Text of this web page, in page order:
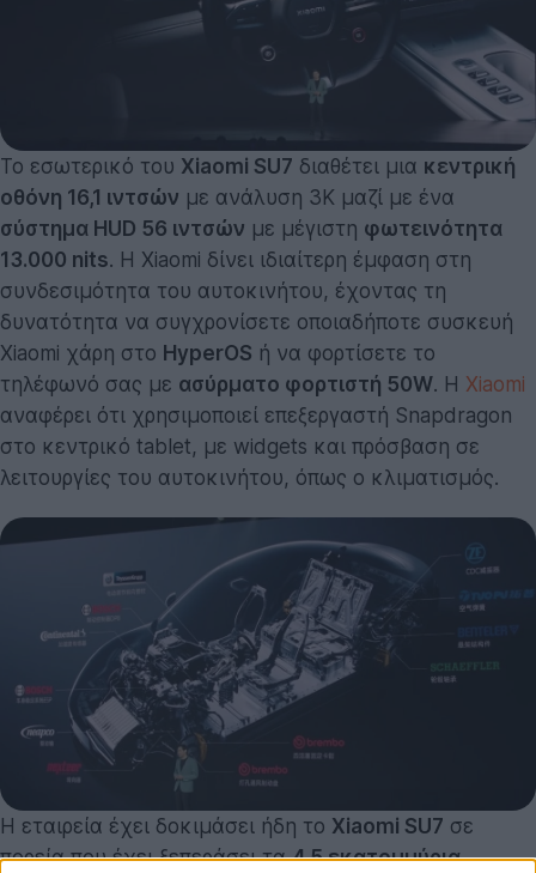
Το εσωτερικό του Xiaomi SU7 διαθέτει μια κεντρική
οθόνη 16,1 ιντσών με ανάλυση 3K μαζί με ένα
σύστημα HUD 56 ιντσών με μέγιστη φωτεινότητα
13.000 nits. Η Xiaomi δίνει ιδιαίτερη έμφαση στη
συνδεσιμότητα του αυτοκινήτου, έχοντας τη
δυνατότητα να συγχρονίσετε οποιαδήποτε συσκευή
Xiaomi χάρη στο HyperOS ή να φορτίσετε το
τηλέφωνό σας με ασύρματο φορτιστή 50W. Η Xiaomi
αναφέρει ότι χρησιμοποιεί επεξεργαστή Snapdragon
στο κεντρικό tablet, με widgets και πρόσβαση σε
λειτουργίες του αυτοκινήτου, όπως ο κλιματισμός.
Η εταιρεία έχει δοκιμάσει ήδη το Xiaomi SU7 σε
πορεία που έχει ξεπεράσει τα4.5 εκατομμύρια